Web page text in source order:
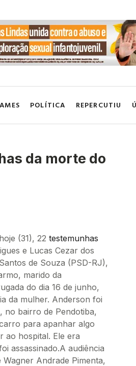
POLÍTICA REPERCUTIU
da morte do
(31), 22 testemunhas
e Lucas Cezar dos
de Souza (PSD-RJ),
marido da
do dia 16 de junho,
da mulher. Anderson foi
no bairro de Pendotiba,
para apanhar algo
ao hospital. Ele era
assassinado.A audiência
Andrade Pimenta,